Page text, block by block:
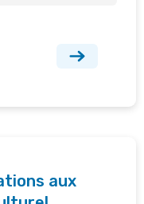
aux